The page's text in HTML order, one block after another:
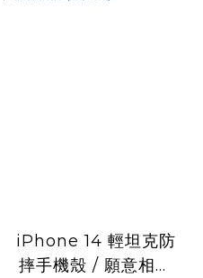
iPhone 14 輕坦克防
摔手機殼 / 願意相信